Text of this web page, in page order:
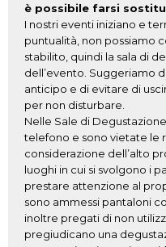
è possibile farsi
I nostri eventi iniziano e
puntualità, non possiamo
stabilito, quindi la sala di
dell’evento. Suggeriamo
anticipo e di evitare di
per non disturbare.
Nelle Sale di
telefono e sono vietate le
considerazione dell’alto
luoghi in cui si svolgono i
prestare attenzione al
sono ammessi pantaloni
inoltre pregati di non
pregiudicano una